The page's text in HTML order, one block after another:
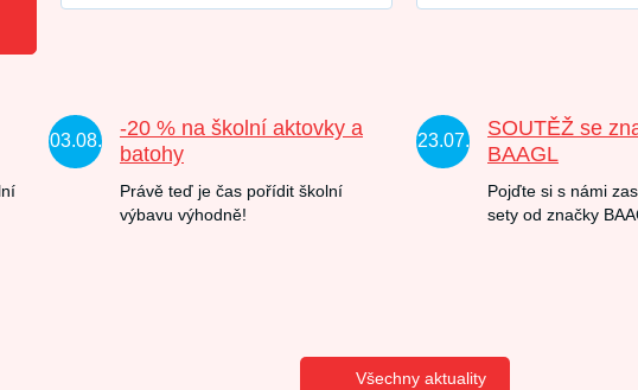
03.08.
-20 % na školní aktovky a
batohy
Právě teď je čas pořídit školní
výbavu výhodně!
23.07.
SOUTĚŽ se
BAAGL
Pojďte si s námi
sety od značky
Všechny aktuality